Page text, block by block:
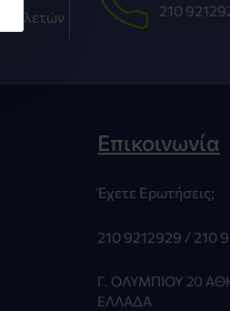
210
Επικοινωνία
Έχετε Ερωτήσεις;
210 9212929 / 210
Γ. ΟΛΥΜΠΊΟΥ 20
ΕΛΛΆΔΑ